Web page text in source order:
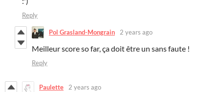
Reply
Pol Grasland-Mongrain 2 years ago
Meilleur score so far, ça doit être un sans faute !
Reply
Paulette 2 years ago